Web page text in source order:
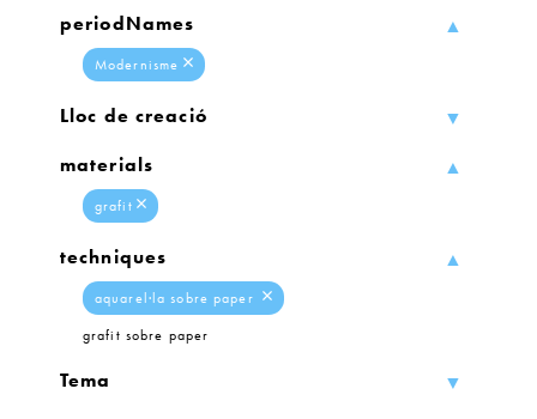
periodNames
Modernisme
Lloc de creació
materials
grafit
techniques
aquarel·la sobre paper
grafit sobre paper
Tema